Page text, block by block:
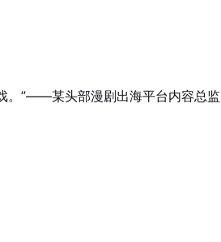
。”——某头部漫剧出海平台内容总监